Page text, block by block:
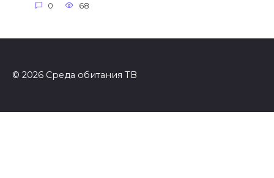
0 68
© 2026 Среда обитания ТВ